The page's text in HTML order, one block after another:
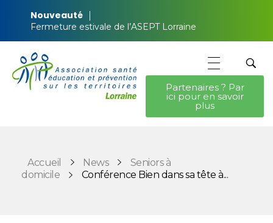
Nouveauté
Fermeture estivale de l’ASEPT Lorraine
Partenaires ? Par
ici pour en savoir
plus
Accueil News
Seniors à
domicile
Conférence Bien dans sa tête à...